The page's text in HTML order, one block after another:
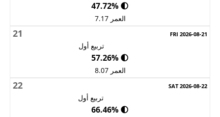
🌓 47.72%
العمر 7.17
21
تربيع أول
🌓 57.26%
العمر 8.07
22
تربيع أول
🌓 66.46%